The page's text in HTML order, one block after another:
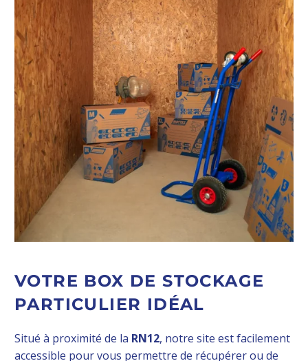
VOTRE BOX DE STOCKAGE
PARTICULIER IDÉAL
Situé à proximité de la RN12, notre site est facilement
accessible pour vous permettre de récupérer ou de